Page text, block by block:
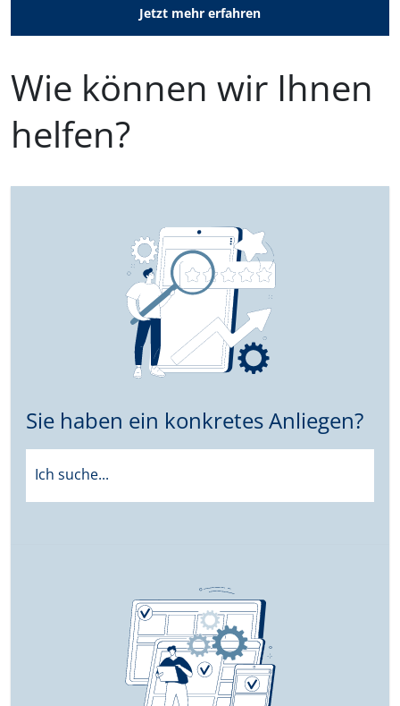
Jetzt mehr erfahren
Wie können wir Ihnen
helfen?
Sie haben ein konkretes Anliegen?
Ich suche...